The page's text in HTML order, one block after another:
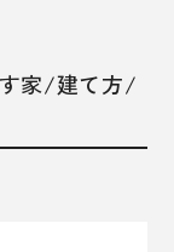
家/建て方/